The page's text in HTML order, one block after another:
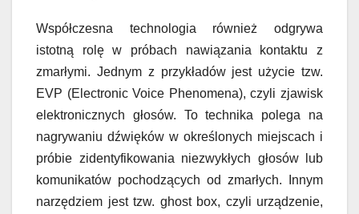
Współczesna technologia również odgrywa
istotną rolę w próbach nawiązania kontaktu z
zmarłymi. Jednym z przykładów jest użycie tzw.
EVP (Electronic Voice Phenomena), czyli zjawisk
elektronicznych głosów. To technika polega na
nagrywaniu dźwięków w określonych miejscach i
próbie zidentyfikowania niezwykłych głosów lub
komunikatów pochodzących od zmarłych. Innym
narzędziem jest tzw. ghost box, czyli urządzenie,